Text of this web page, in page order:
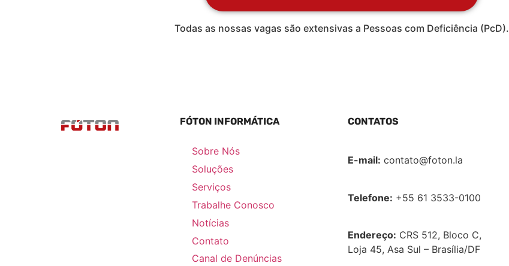
Todas as nossas vagas são extensivas a Pessoas com Deficiência (PcD).
FÓTON INFORMÁTICA
Sobre Nós
Soluções
Serviços
Trabalhe Conosco
Notícias
Contato
Canal de Denúncias
CONTATOS
E-mail: contato@foton.la
Telefone: +55 61 3533-0100
Endereço: CRS 512, Bloco C,
Loja 45, Asa Sul – Brasília/DF